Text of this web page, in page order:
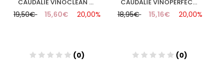
CAUDALIE VINOCLEAN ACEITE DESMAQUILLANTE
19,50€ 15,60€ 20,00%
(0)
CAUDALIE VINOPERFECT MOUSSE MICROPEELING ECLAT
18,95€ 15,16€ 20,00%
(0)